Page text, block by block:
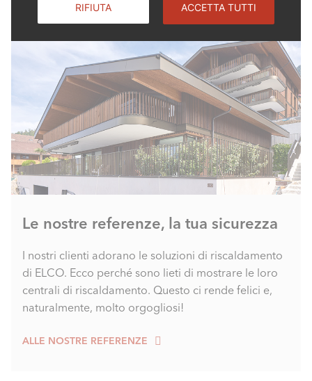
RIFIUTA ACCETTA TUTTI
Le nostre referenze, la tua sicurezza
I nostri clienti adorano le soluzioni di riscaldamento
di ELCO. Ecco perché sono lieti di mostrare le loro
centrali di riscaldamento. Questo ci rende felici e,
naturalmente, molto orgogliosi!
ALLE NOSTRE REFERENZE